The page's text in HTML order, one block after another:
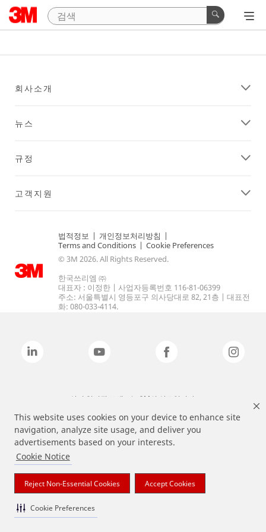
This website uses cookies on your device to enhance site
navigation, analyze site usage, and deliver you
advertisements based on your interests.
Cookie Notice
Reject Non-Essential Cookies Accept Cookies
Cookie Preferences
회사소개
뉴스
규정
고객지원
법적정보 | 개인정보처리방침 |
Terms and Conditions | Cookie Preferences
© 3M 2026. All Rights Reserved.
한국쓰리엠 ㈜
대표자 : 이정한 | 사업자등록번호 116-81-06399
주소: 서울특별시 영등포구 의사당대로 82, 21층 | 대표전
화: 080-033-4114.
상기 열거된 브랜드는 3M의 상표입니다.